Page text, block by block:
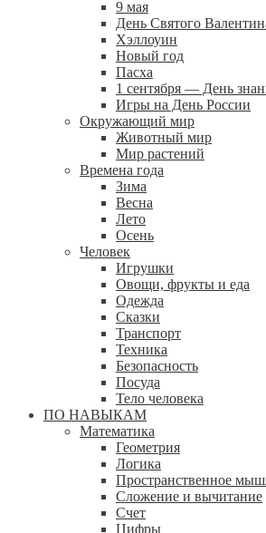
9 мая
День Святого
Хэллоуин
Новый год
Пасха
1 сентября — День
Игры на День России
Окружающий мир
Животный мир
Мир растений
Времена года
Зима
Весна
Лето
Осень
Человек
Игрушки
Овощи, фрукты и еда
Одежда
Сказки
Транспорт
Техника
Безопасность
Посуда
Тело человека
ПО НАВЫКАМ
Математика
Геометрия
Логика
Пространственное
Сложение и вычитание
Счет
Цифры